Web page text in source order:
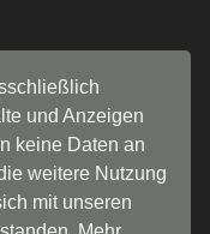
und Anzeigen
keine Daten an
weitere Nutzung
mit unseren